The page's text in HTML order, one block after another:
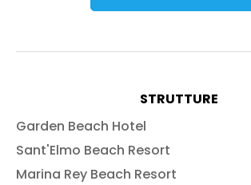
STRUTTURE
Garden Beach Hotel
Sant'Elmo Beach Resort
Marina Rey Beach Resort